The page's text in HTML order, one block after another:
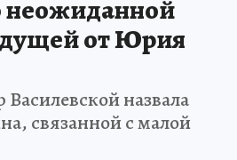
неожиданной
от Юрия
Василевской назвала
связанной с малой